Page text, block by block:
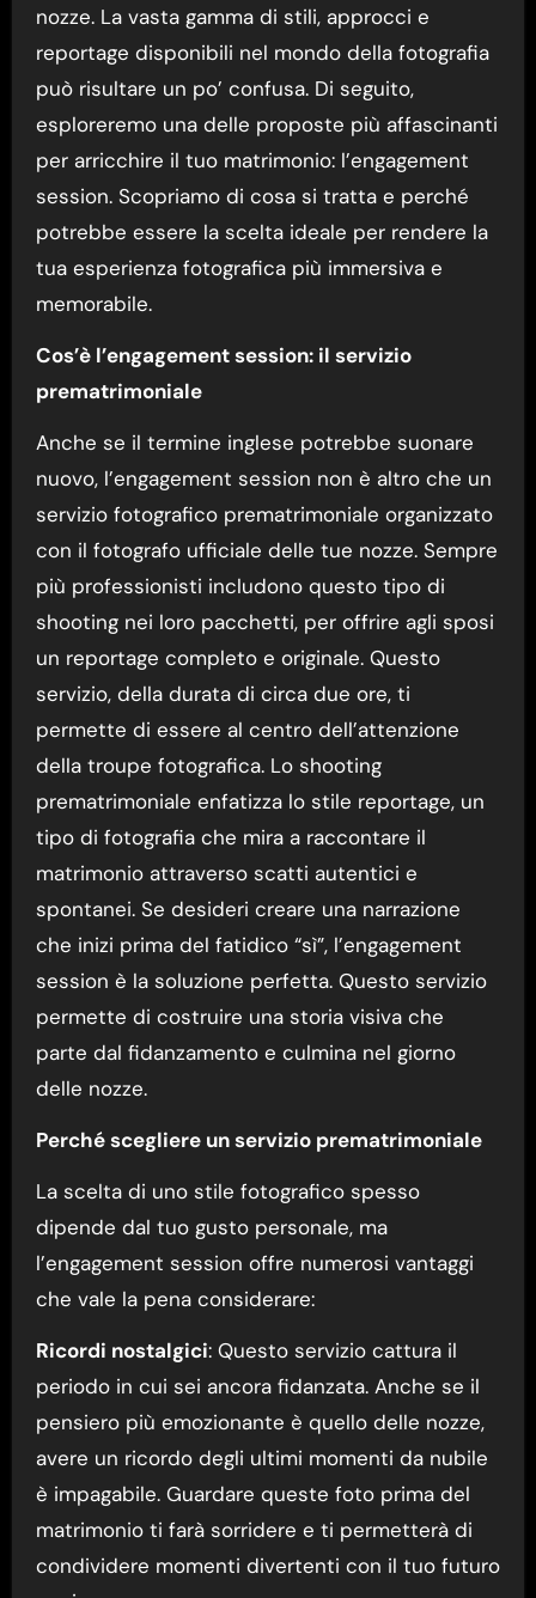
nozze. La vasta gamma di stili, approcci e
reportage disponibili nel mondo della fotografia
può risultare un po’ confusa. Di seguito,
esploreremo una delle proposte più affascinanti
per arricchire il tuo matrimonio: l’engagement
session. Scopriamo di cosa si tratta e perché
potrebbe essere la scelta ideale per rendere la
tua esperienza fotografica più immersiva e
memorabile.
Cos’è l’engagement session: il servizio
prematrimoniale
Anche se il termine inglese potrebbe suonare
nuovo, l’engagement session non è altro che un
servizio fotografico prematrimoniale organizzato
con il fotografo ufficiale delle tue nozze. Sempre
più professionisti includono questo tipo di
shooting nei loro pacchetti, per offrire agli sposi
un reportage completo e originale. Questo
servizio, della durata di circa due ore, ti
permette di essere al centro dell’attenzione
della troupe fotografica. Lo shooting
prematrimoniale enfatizza lo stile reportage, un
tipo di fotografia che mira a raccontare il
matrimonio attraverso scatti autentici e
spontanei. Se desideri creare una narrazione
che inizi prima del fatidico “sì”, l’engagement
session è la soluzione perfetta. Questo servizio
permette di costruire una storia visiva che
parte dal fidanzamento e culmina nel giorno
delle nozze.
Perché scegliere un servizio prematrimoniale
La scelta di uno stile fotografico spesso
dipende dal tuo gusto personale, ma
l’engagement session offre numerosi vantaggi
che vale la pena considerare:
Ricordi nostalgici: Questo servizio cattura il
periodo in cui sei ancora fidanzata. Anche se il
pensiero più emozionante è quello delle nozze,
avere un ricordo degli ultimi momenti da nubile
è impagabile. Guardare queste foto prima del
matrimonio ti farà sorridere e ti permetterà di
condividere momenti divertenti con il tuo futuro